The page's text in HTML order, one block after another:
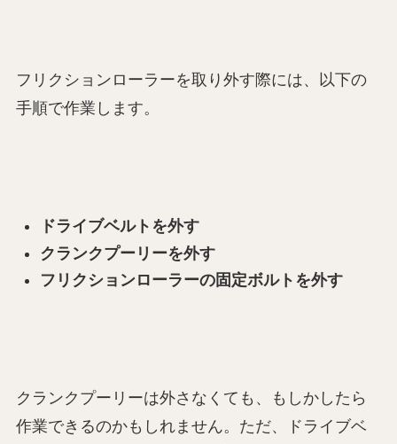
フリクションローラーを取り外す際には、以下の
手順で作業します。
ドライブベルトを外す
クランクプーリーを外す
フリクションローラーの固定ボルトを外す
クランクプーリーは外さなくても、もしかしたら
作業できるのかもしれません。ただ、ドライブベ